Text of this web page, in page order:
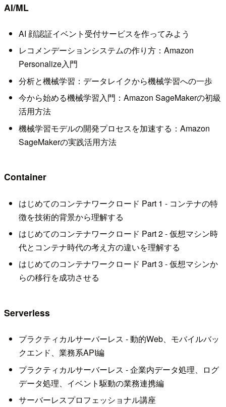
AI/ML
AI 顔認証イベント受付サービスを作ってみよう
レコメンデーションシステムの作り方：Amazon
Personalize入門
分析と機械学習：データレイクから機械学習への一歩
今から始める機械学習入門：Amazon SageMakerの初級
活用方法
機械学習モデルの開発プロセスを加速する：Amazon
SageMakerの実践活用方法
Container
はじめてのコンテナワークロード Part 1 - コンテナの特
徴を技術的背景から理解する
はじめてのコンテナワークロード Part 2 - 仮想マシン時
代とコンテナ時代の考え方の違いを理解する
はじめてのコンテナワークロード Part 3 - 仮想マシンか
らの移行を成功させる
Serverless
プラクティカルサーバーレス - 動的Web、モバイルバッ
クエンド、業務系API編
プラクティカルサーバーレス - 企業内データ処理、ログ
データ処理、イベント駆動の業務連携編
サーバーレスプロフェッショナル講座